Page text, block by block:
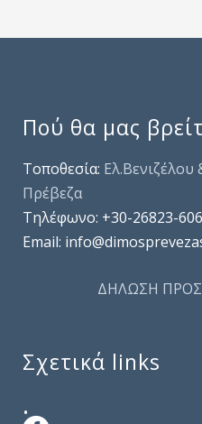
Πού θα μας
Τοποθεσία:
Πρέβεζα
Τηλέφωνo: +30-26823-
Email:
ΔΗΛΩΣΗ
Σχετικά links
.